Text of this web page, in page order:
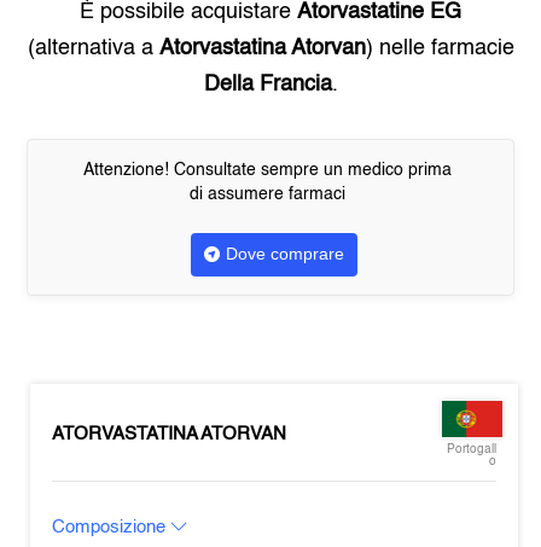
È possibile acquistare Atorvastatine EG
(alternativa a Atorvastatina Atorvan) nelle farmacie
Della Francia.
Attenzione! Consultate sempre un medico prima
di assumere farmaci
Dove comprare
ATORVASTATINA ATORVAN
Portogall
o
Composizione